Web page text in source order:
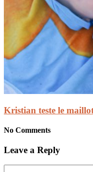
Kristian teste le
No Comments
Leave a Reply